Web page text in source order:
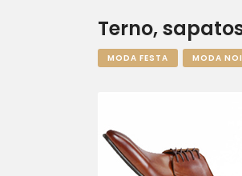
Terno,
MODA FESTA MODA